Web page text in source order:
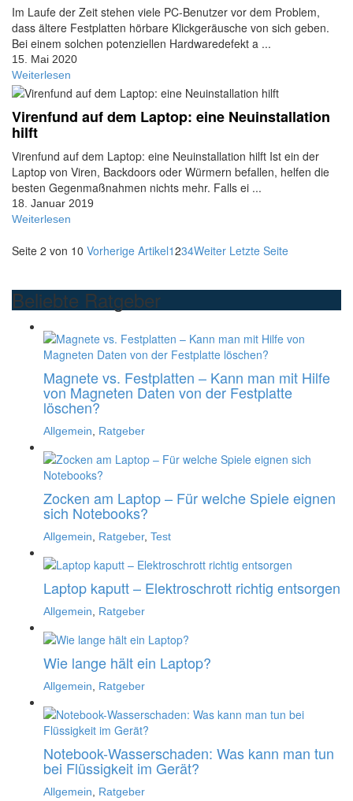
Im Laufe der Zeit stehen viele PC-Benutzer vor dem Problem,
dass ältere Festplatten hörbare Klickgeräusche von sich geben.
Bei einem solchen potenziellen Hardwaredefekt a ...
15. Mai 2020
Weiterlesen
Virenfund auf dem Laptop: eine Neuinstallation
hilft
Virenfund auf dem Laptop: eine Neuinstallation hilft Ist ein der
Laptop von Viren, Backdoors oder Würmern befallen, helfen die
besten Gegenmaßnahmen nichts mehr. Falls ei ...
18. Januar 2019
Weiterlesen
Seite 2 von 10 Vorherige Artikel1234Weiter Letzte Seite
Beliebte Ratgeber
Magnete vs. Festplatten – Kann man mit Hilfe
von Magneten Daten von der Festplatte
löschen?
Allgemein Ratgeber
Zocken am Laptop – Für welche Spiele eignen
sich Notebooks?
Allgemein Ratgeber, Test
Laptop kaputt – Elektroschrott richtig entsorgen
Allgemein Ratgeber
Wie lange hält ein Laptop?
Allgemein Ratgeber
Notebook-Wasserschaden: Was kann man tun
bei Flüssigkeit im Gerät?
Allgemein Ratgeber